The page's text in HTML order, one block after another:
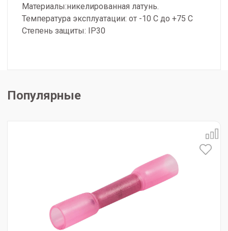
Материалы:никелированная латунь.
Температура эксплуатации: от -10 С до +75 С
Степень защиты: IP30
Популярные